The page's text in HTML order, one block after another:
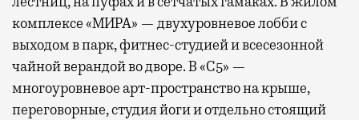
комплексе «МИРА» — двухуровневое лобби с
выходом в парк, фитнес-студией и всесезонной
чайной верандой во дворе. В «С5» —
многоуровневое арт-пространство на крыше,
переговорные, студия йоги и отдельно стоящий